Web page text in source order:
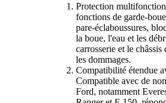
Protection
fonctions de garde-
pare-éclaboussures,
la boue, l'eau et les
carrosserie et le
les dommages.
Compatibilité étendue
Compatible avec de
Ford, notamment